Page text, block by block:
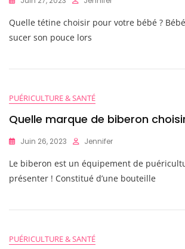
Quelle tétine choisir pour votre bébé ?
sucer son pouce lors
PUÉRICULTURE & SANTÉ
Quelle marque de biberon
Juin 26, 2023 Jennifer
Le biberon est un équipement de
présenter ! Constitué d’une bouteille
PUÉRICULTURE & SANTÉ